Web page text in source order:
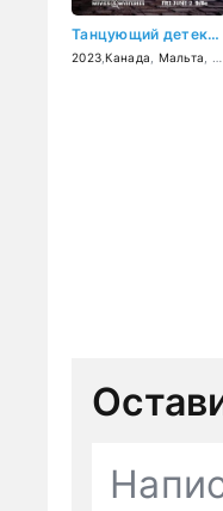
Танцующий детектив: Смертельное танго (2023)
2023 ,Канада Мальта